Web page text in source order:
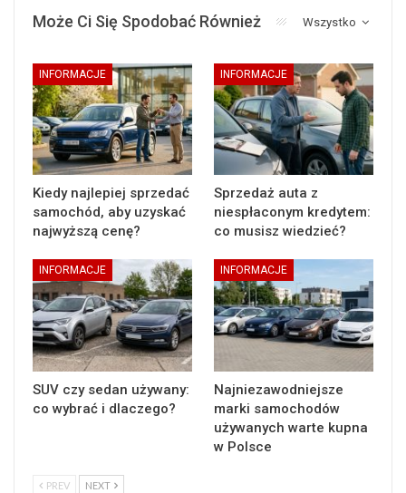
Wszystko
Może Ci Się Spodobać Również
INFORMACJE
Kiedy najlepiej sprzedać
samochód, aby uzyskać
najwyższą cenę?
INFORMACJE
Sprzedaż auta z
niespłaconym kredytem:
co musisz wiedzieć?
INFORMACJE
SUV czy sedan używany:
co wybrać i dlaczego?
INFORMACJE
Najniezawodniejsze
marki samochodów
używanych warte kupna
w Polsce
PREV NEXT